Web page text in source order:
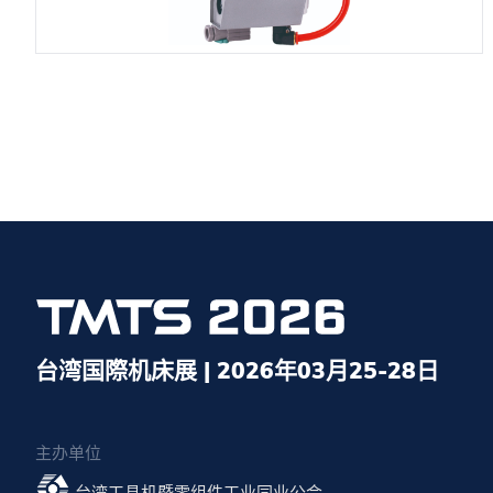
台湾国際机床展 | 2026年03月25-28日
主办单位